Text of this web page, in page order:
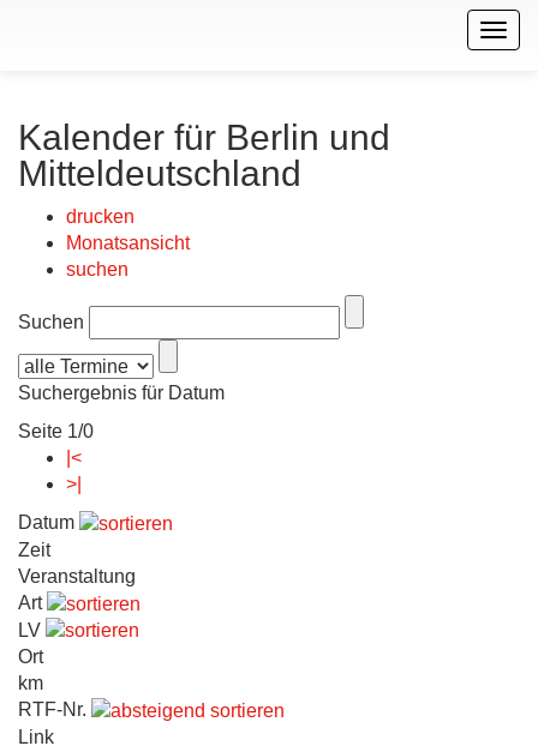
Kalender für Berlin und
Mitteldeutschland
drucken
Monatsansicht
suchen
Suchen
Suchergebnis für Datum
Seite 1/0
|<
>|
Datum
Zeit
Veranstaltung
Art
LV
Ort
km
RTF-Nr.
Link